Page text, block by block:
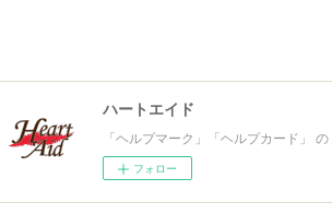
ハートエイド
「ヘルプマーク」「ヘルプカード」
フォロー